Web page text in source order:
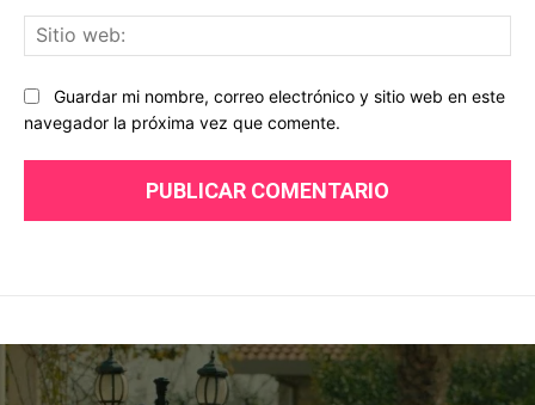
Guardar mi nombre, correo electrónico y sitio web en este
navegador la próxima vez que comente.